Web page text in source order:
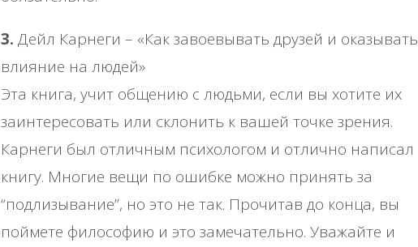
3. Дейл Карнеги – «Как завоевывать друзей и оказывать
влияние на людей»
Эта книга, учит общению с людьми, если вы хотите их
заинтересовать или склонить к вашей точке зрения.
Карнеги был отличным психологом и отлично написал
книгу. Многие вещи по ошибке можно принять за
“подлизывание”, но это не так. Прочитав до конца, вы
поймете философию и это замечательно. Уважайте и